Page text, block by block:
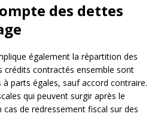
des dettes
également la répartition des
crédits contractés ensemble sont
parts égales, sauf accord contraire.
qui peuvent surgir après le
de redressement fiscal sur des